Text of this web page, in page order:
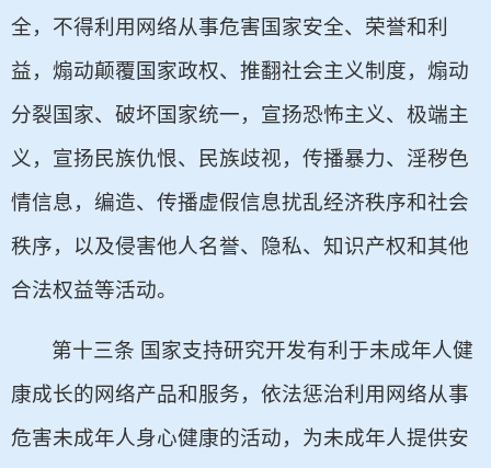
全，不得利用网络从事危害国家安全、荣誉和利
益，煽动颠覆国家政权、推翻社会主义制度，煽动
分裂国家、破坏国家统一，宣扬恐怖主义、极端主
义，宣扬民族仇恨、民族歧视，传播暴力、淫秽色
情信息，编造、传播虚假信息扰乱经济秩序和社会
秩序，以及侵害他人名誉、隐私、知识产权和其他
合法权益等活动。
第十三条 国家支持研究开发有利于未成年人健
康成长的网络产品和服务，依法惩治利用网络从事
危害未成年人身心健康的活动，为未成年人提供安